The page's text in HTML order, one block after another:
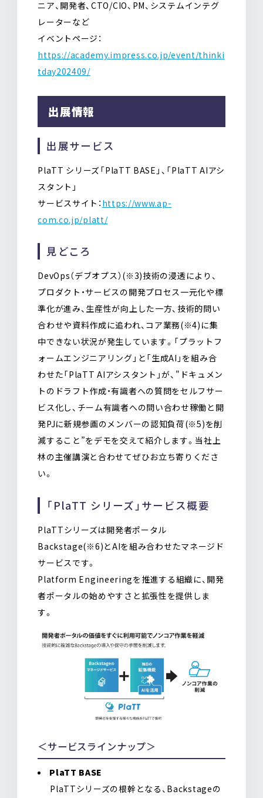
ニア、開発者、CTO/CIO、PM、システムインテグ
レーターなど
イベントページ：
https://academy.impress.co.jp/event/thinki
tday202409/
出展情報
出展サービス
PlaTT シリーズ「PlaTT BASE」、「PlaTT AIアシ
スタント」
サービスサイト： https://www.ap-
com.co.jp/platt/
見どころ
DevOps（デブオプス）(※3)技術の浸透により、
プロダクト・サービスの開発プロセス一元化や標
準化が進み、生産性が向上した一方、技術的問い
合わせや資料作成に追われ、コア業務(※4)に集
中できない状況が発生しています。「プラットフ
ォームエンジニアリング」と「生成AI」を組み合
わせた「PlaTT AIアシスタント」が、"ドキュメン
トのドラフト作成・有識者への質問をセルフサー
ビス化し、チーム有識者への問い合わせ稼働と開
発PJに新規参画のメンバーの認知負荷(※5)を削
減すること”をデモを交えて紹介します。当社上
林の主催講演と合わせてぜひお立ち寄りくださ
い。
「PlaTT シリーズ」サービス概要
PlaTTシリーズは開発者ポータル
Backstage(※6)とAIを組み合わせたマネージド
サービスです。
Platform Engineeringを推進する組織に、開発
者ポータルの始めやすさと拡張性を提供しま
す。
＜サービスラインナップ＞
PlaTT BASE
PlaTTシリーズの根幹となる、Backstageの